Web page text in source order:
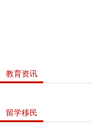
教育资讯
留学移民